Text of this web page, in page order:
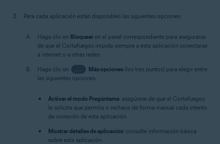
Para cada aplicación están disponibles las siguientes opciones:
Haga clic en Bloquear en el panel correspondiente para asegurarse
de que el Cortafuegos impida siempre a esta aplicación conectarse
a internet o a otras redes.
Haga clic en
Más opciones(los tres puntos) para elegir entre
las siguientes opciones:
Activar el modo Pregúntame: asegúrese de que el Cortafuegos
le solicita que permita o rechace de forma manual cada intento
de conexión de esta aplicación.
Mostrar detalles de aplicación: consulte información básica
sobre esta aplicación.